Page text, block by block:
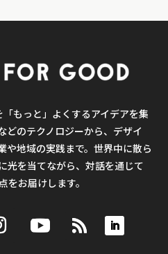
もっと」よくするアイデアを集
どのテクノロジーから、デザイ
や地域の実践まで。世界中に散ら
光を当てながら、対話を通じて
をお届けします。